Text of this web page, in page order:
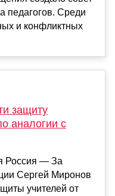
педагогов. Среди
и конфликтных
защиту
аналогии с
Россия — За
Сергей Миронов
учителей от